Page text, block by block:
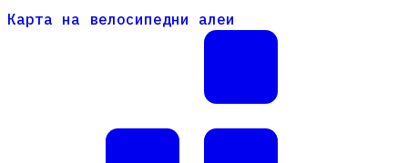
Карта на велосипедни алеи
Карта на велосипедни алеи